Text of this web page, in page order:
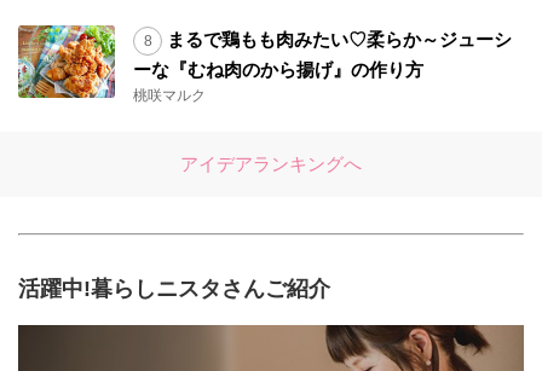
まるで鶏もも肉みたい♡柔らか～ジューシ
ーな『むね肉のから揚げ』の作り方
桃咲マルク
アイデアランキングへ
活躍中!暮らしニスタさんご紹介